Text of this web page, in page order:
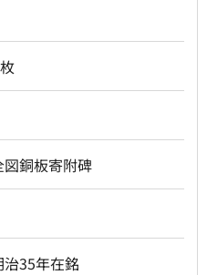
銅板寄附碑
35年在銘